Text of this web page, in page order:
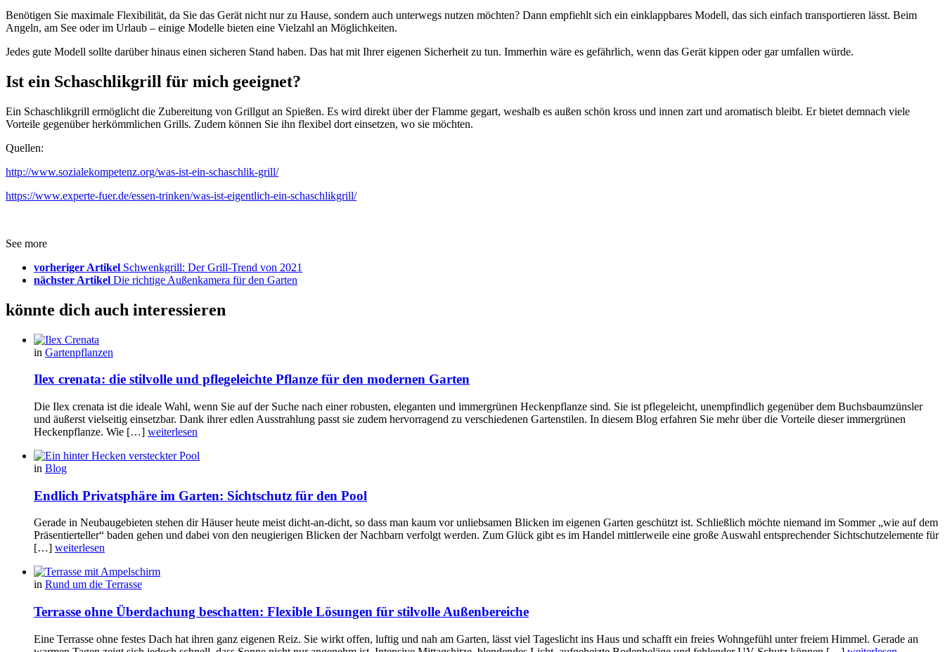
Benötigen Sie maximale Flexibilität, da Sie das Gerät nicht nur zu Hause, sondern auch unterwegs nutzen möchten? Dann empfiehlt sich ein einklappbares Modell, das sich einfach transportieren lässt. Beim
Angeln, am See oder im Urlaub – einige Modelle bieten eine Vielzahl an Möglichkeiten.
Jedes gute Modell sollte darüber hinaus einen sicheren Stand haben. Das hat mit Ihrer eigenen Sicherheit zu tun. Immerhin wäre es gefährlich, wenn das Gerät kippen oder gar umfallen würde.
Ist ein Schaschlikgrill für mich geeignet?
Ein Schaschlikgrill ermöglicht die Zubereitung von Grillgut an Spießen. Es wird direkt über der Flamme gegart, weshalb es außen schön kross und innen zart und aromatisch bleibt. Er bietet demnach viele
Vorteile gegenüber herkömmlichen Grills. Zudem können Sie ihn flexibel dort einsetzen, wo sie möchten.
Quellen:
http://www.sozialekompetenz.org/was-ist-ein-schaschlik-grill/
https://www.experte-fuer.de/essen-trinken/was-ist-eigentlich-ein-schaschlikgrill/
See more
vorheriger Artikel Schwenkgrill: Der Grill-Trend von 2021
nächster Artikel Die richtige Außenkamera für den Garten
könnte dich auch interessieren
in Gartenpflanzen
Ilex crenata: die stilvolle und pflegeleichte Pflanze für den modernen Garten
Die Ilex crenata ist die ideale Wahl, wenn Sie auf der Suche nach einer robusten, eleganten und immergrünen Heckenpflanze sind. Sie ist pflegeleicht, unempfindlich gegenüber dem Buchsbaumzünsler
und äußerst vielseitig einsetzbar. Dank ihrer edlen Ausstrahlung passt sie zudem hervorragend zu verschiedenen Gartenstilen. In diesem Blog erfahren Sie mehr über die Vorteile dieser immergrünen
Heckenpflanze. Wie […] weiterlesen
in Blog
Endlich Privatsphäre im Garten: Sichtschutz für den Pool
Gerade in Neubaugebieten stehen dir Häuser heute meist dicht-an-dicht, so dass man kaum vor unliebsamen Blicken im eigenen Garten geschützt ist. Schließlich möchte niemand im Sommer „wie auf dem
Präsentierteller“ baden gehen und dabei von den neugierigen Blicken der Nachbarn verfolgt werden. Zum Glück gibt es im Handel mittlerweile eine große Auswahl entsprechender Sichtschutzelemente für
[…] weiterlesen
in Rund um die Terrasse
Terrasse ohne Überdachung beschatten: Flexible Lösungen für stilvolle Außenbereiche
Eine Terrasse ohne festes Dach hat ihren ganz eigenen Reiz. Sie wirkt offen, luftig und nah am Garten, lässt viel Tageslicht ins Haus und schafft ein freies Wohngefühl unter freiem Himmel. Gerade an